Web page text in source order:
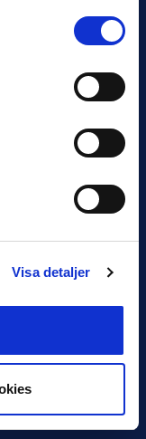
Visa detaljer
Engelmark